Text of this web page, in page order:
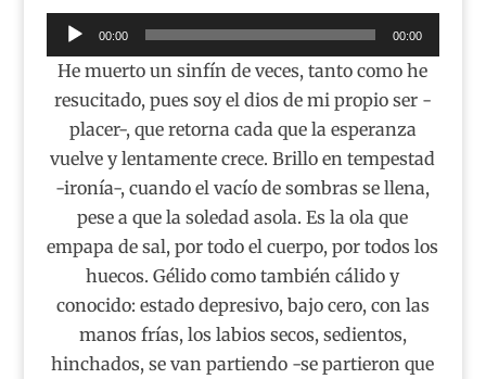
Reproductor
de
audio
00:00 00:00
He muerto un sinfín de veces, tanto como he
resucitado, pues soy el dios de mi propio ser -
placer-, que retorna cada que la esperanza
vuelve y lentamente crece. Brillo en tempestad
-ironía-, cuando el vacío de sombras se llena,
pese a que la soledad asola. Es la ola que
empapa de sal, por todo el cuerpo, por todos los
huecos. Gélido como también cálido y
conocido: estado depresivo, bajo cero, con las
manos frías, los labios secos, sedientos,
hinchados, se van partiendo -se partieron que